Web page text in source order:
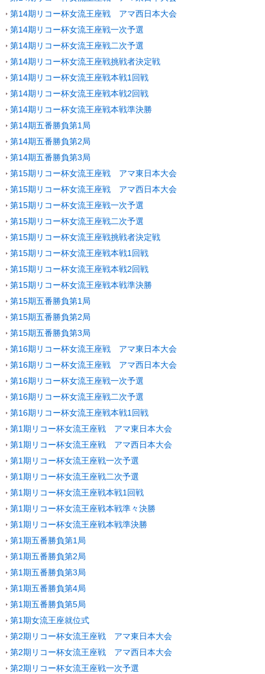
第14期リコー杯女流王座戦 アマ西日本大会
第14期リコー杯女流王座戦一次予選
第14期リコー杯女流王座戦二次予選
第14期リコー杯女流王座戦挑戦者決定戦
第14期リコー杯女流王座戦本戦1回戦
第14期リコー杯女流王座戦本戦2回戦
第14期リコー杯女流王座戦本戦準決勝
第14期五番勝負第1局
第14期五番勝負第2局
第14期五番勝負第3局
第15期リコー杯女流王座戦 アマ東日本大会
第15期リコー杯女流王座戦 アマ西日本大会
第15期リコー杯女流王座戦一次予選
第15期リコー杯女流王座戦二次予選
第15期リコー杯女流王座戦挑戦者決定戦
第15期リコー杯女流王座戦本戦1回戦
第15期リコー杯女流王座戦本戦2回戦
第15期リコー杯女流王座戦本戦準決勝
第15期五番勝負第1局
第15期五番勝負第2局
第15期五番勝負第3局
第16期リコー杯女流王座戦 アマ東日本大会
第16期リコー杯女流王座戦 アマ西日本大会
第16期リコー杯女流王座戦一次予選
第16期リコー杯女流王座戦二次予選
第16期リコー杯女流王座戦本戦1回戦
第1期リコー杯女流王座戦 アマ東日本大会
第1期リコー杯女流王座戦 アマ西日本大会
第1期リコー杯女流王座戦一次予選
第1期リコー杯女流王座戦二次予選
第1期リコー杯女流王座戦本戦1回戦
第1期リコー杯女流王座戦本戦準々決勝
第1期リコー杯女流王座戦本戦準決勝
第1期五番勝負第1局
第1期五番勝負第2局
第1期五番勝負第3局
第1期五番勝負第4局
第1期五番勝負第5局
第1期女流王座就位式
第2期リコー杯女流王座戦 アマ東日本大会
第2期リコー杯女流王座戦 アマ西日本大会
第2期リコー杯女流王座戦一次予選